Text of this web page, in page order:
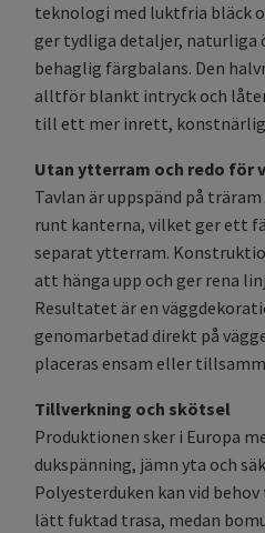
teknologi med luktfria bläck
ger tydliga detaljer, naturliga
behaglig färgbalans. Den
alltför blankt intryck och
till ett mer inrett,
Utan ytterram och redo för
Tavlan är uppspänd på
runt kanterna, vilket ger ett
separat ytterram.
att hänga upp och ger rena
Resultatet är en
genomarbetad direkt på
placeras ensam eller
Tillverkning och skötsel
Produktionen sker i Europa
dukspänning, jämn yta och
Polyesterduken kan vid
lätt fuktad trasa, medan